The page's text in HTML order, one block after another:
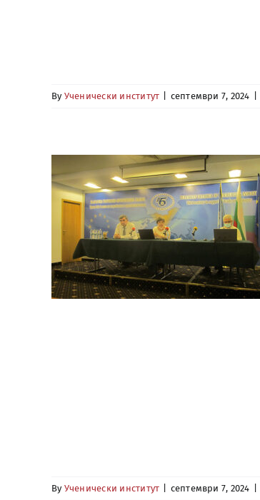
By Ученически институт септември 7, 2024
By Ученически институт септември 7, 2024